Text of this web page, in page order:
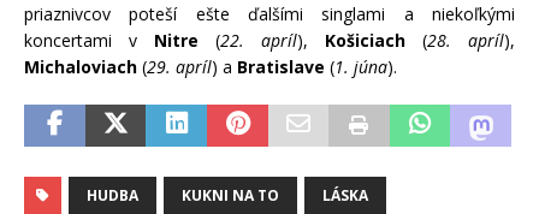
priaznivcov poteší ešte ďalšími singlami a niekoľkými
koncertami v Nitre (22. apríl), Košiciach (28. apríl),
Michaloviach (29. apríl) a Bratislave (1. júna).
HUDBA KUKNI NA TO LÁSKA